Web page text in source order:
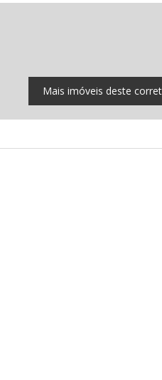
Mais imóveis deste